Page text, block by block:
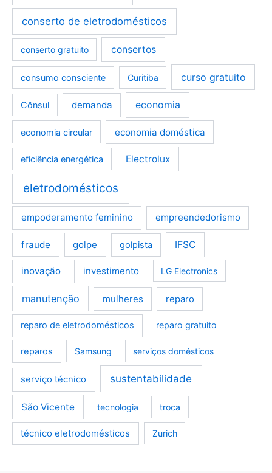
conserto de eletrodomésticos
conserto gratuito consertos
consumo consciente Curitiba curso gratuito
Cônsul demanda economia
economia circular economia doméstica
eficiência energética Electrolux
eletrodomésticos
empoderamento feminino empreendedorismo
fraude golpe golpista IFSC
inovação investimento LG Electronics
manutenção mulheres reparo
reparo de eletrodomésticos reparo gratuito
reparos Samsung serviços domésticos
serviço técnico sustentabilidade
São Vicente tecnologia troca
técnico eletrodomésticos Zurich